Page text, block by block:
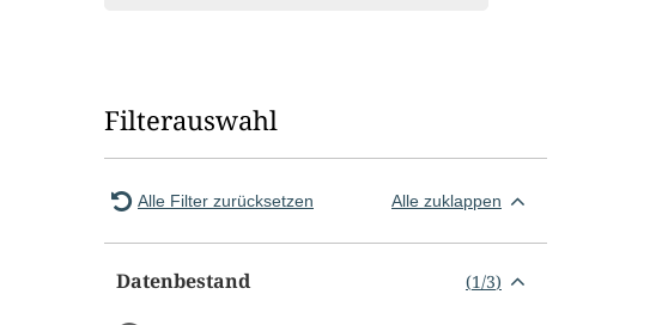
Filterauswahl
Alle Filter zurücksetzen Alle zuklappen
Datenbestand (1/3)